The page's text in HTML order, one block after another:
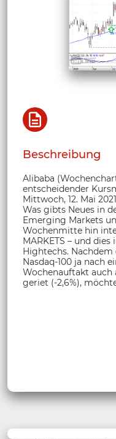
Beschreibung
Alibaba
entscheidender
Mittwoch, 12. Mai
Was gibts Neues in
Emerging Markets
Wochenmitte hin
MARKETS – und
Hightechs. Nachdem
Nasdaq-100 ja nach
Wochenauftakt
geriet (-2,6%),